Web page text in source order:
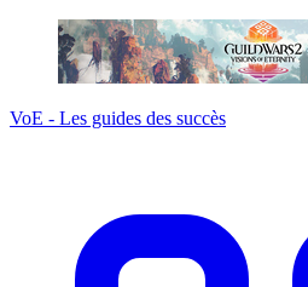
VoE - Les guides des succès